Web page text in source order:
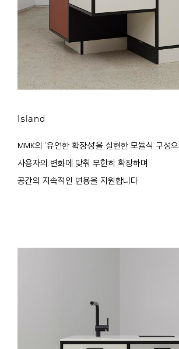
Island
MMK의 ‘유연한 확장성’을 실현한 모듈식 구성
사용자의 변화에 맞춰 무한히 확장하며
공간의 지속적인 변용을 지원합니다.